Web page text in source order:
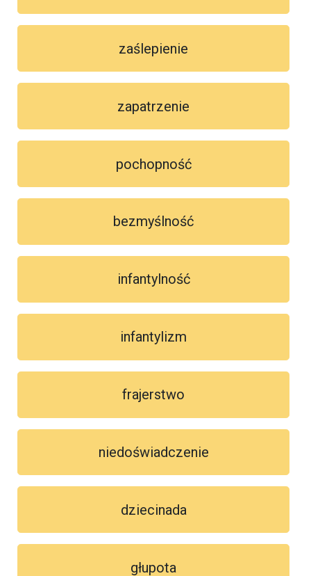
zaślepienie
zapatrzenie
pochopność
bezmyślność
infantylność
infantylizm
frajerstwo
niedoświadczenie
dziecinada
głupota